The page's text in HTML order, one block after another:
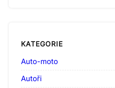
KATEGORIE
Auto-moto
Autoři